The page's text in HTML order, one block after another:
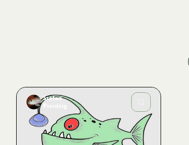
Obrázok
Stefan
Pierdzig